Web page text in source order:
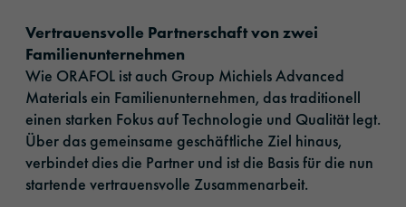
Vertrauensvolle Partnerschaft von zwei
Familienunternehmen
Wie ORAFOL ist auch Group Michiels Advanced
Materials ein Familienunternehmen, das traditionell
einen starken Fokus auf Technologie und Qualität legt.
Über das gemeinsame geschäftliche Ziel hinaus,
verbindet dies die Partner und ist die Basis für die nun
startende vertrauensvolle Zusammenarbeit.